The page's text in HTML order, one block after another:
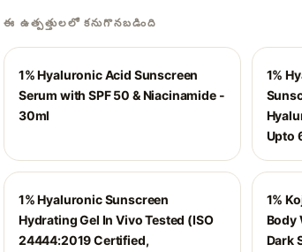
ఈ ఉత్పత్తులలో కనుగొనబడింది
1% Hyaluronic Acid Sunscreen
Serum with SPF 50 & Niacinamide -
30ml
1%
Upto
1% Hyaluronic Sunscreen
Hydrating Gel In Vivo Tested (ISO
24444:2019 Certified,
1%
Body
Dark